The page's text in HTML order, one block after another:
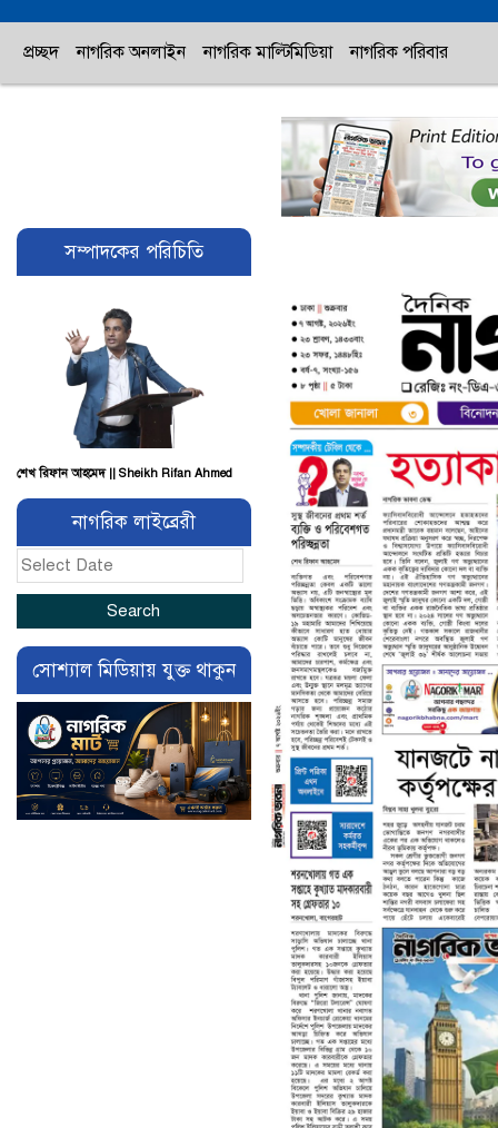
প্রচ্ছদ নাগরিক অনলাইন নাগরিক মাল্টিমিডিয়া নাগরিক পরিবার
সম্পাদকের পরিচিতি
শেখ রিফান আহমেদ || Sheikh Rifan Ahmed
নাগরিক লাইব্রেরী
সোশ্যাল মিডিয়ায় যুক্ত থাকুন